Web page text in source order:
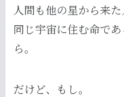
人間も他の星から来た
同じ宇宙に住む命で
ら。
だけど、もし。